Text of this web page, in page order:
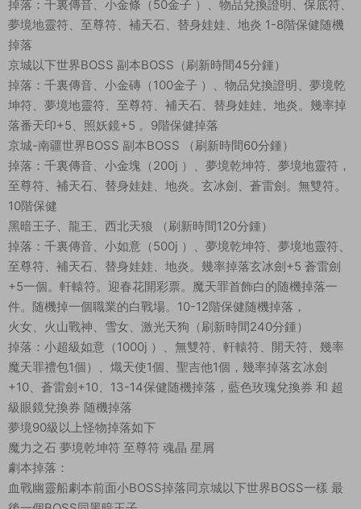
掉落：千裏傳音、小金條（50金子 ）、物品兌換證明、保底符、
夢境地靈符、至尊符、補天石、替身娃娃、地炎 1-8階保健随機
掉落
京城以下世界BOSS 副本BOSS（刷新時間45分鍾）
掉落：千裏傳音、小金磚（100金子 ）、物品兌換證明、夢境乾
坤符、夢境地靈符、至尊符、補天石、替身娃娃、地炎。幾率掉
落番天印+5、照妖鏡+5 。9階保健掉落
京城-南疆世界BOSS 副本BOSS （刷新時間60分鍾）
掉落：千裏傳音、小金塊（200j ）、夢境乾坤符、夢境地靈符，
至尊符、補天石、替身娃娃、地炎。玄冰劍、蒼雷劍。無雙符。
10階保健
黑暗王子、龍王、西北天狼 （刷新時間120分鍾）
掉落：千裏傳音、小如意（500j ）、夢境乾坤符、夢境地靈符、
至尊符、補天石、替身娃娃、地炎。幾率掉落玄冰劍+5 蒼雷劍
+5一個。軒轅符。迎春花開彩票。魔天罪首飾白的随機掉落一
件。随機掉一個職業的白戰場。10-12階保健随機掉落，
火女、火山戰神、雪女、激光天狗（刷新時間240分鍾）
掉落：小超級如意（1000j ）、無雙符、軒轅符、開天符、幾率
魔天罪禮包1個）、熾天使1個、聖吉他1個，幾率掉落玄冰劍
+10、蒼雷劍+10、13-14保健随機掉落，藍色玫瑰兌換券 和 超
級眼鏡兌換券 随機掉落
夢境90級以上怪物掉落如下
魔力之石 夢境乾坤符 至尊符 魂晶 星屑
劇本掉落：
血戰幽靈船劇本前面小BOSS掉落同京城以下世界BOSS一樣 最